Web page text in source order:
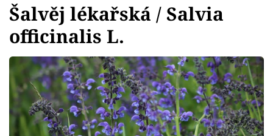
Témata
Bydlení
Zahrada
Design
Šalvěj lékařská / Salvia
officinalis L.